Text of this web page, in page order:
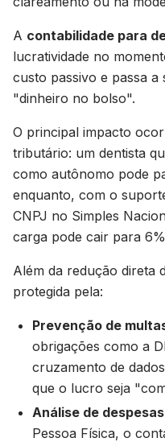
A contabilidade para
lucratividade no
custo passivo e passa a
"dinheiro no bolso".
O principal impacto
tributário: um dentista
como autônomo pode
enquanto, com o
CNPJ no Simples
carga pode cair para
Além da redução direta
protegida pela:
Prevenção de
obrigações como a
cruzamento de
que o lucro seja
Análise de
Pessoa Física, o